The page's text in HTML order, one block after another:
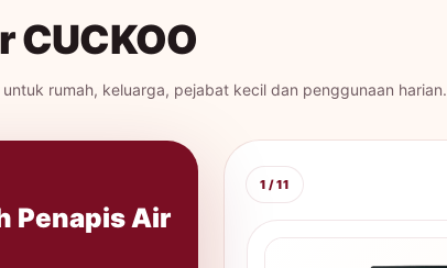
CUCKOO
untuk rumah, keluarga, pejabat kecil dan penggunaan harian.
Penapis Air
1 / 11